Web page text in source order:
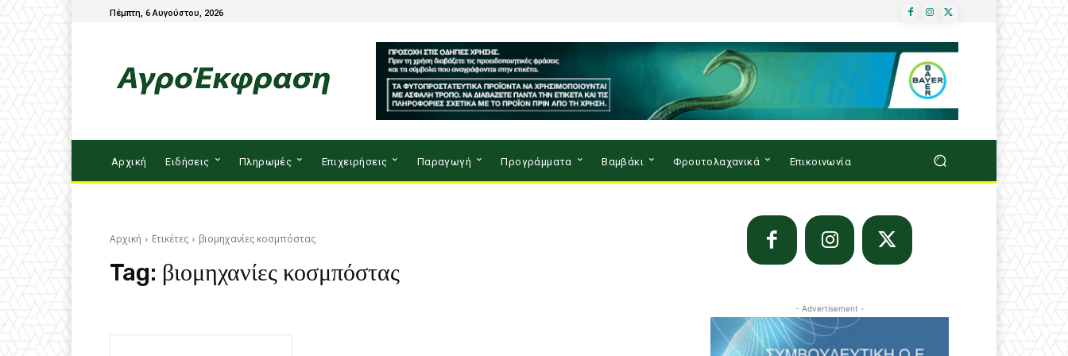
Πέμπτη, 6 Αυγούστου, 2026
Αρχική Ειδήσεις Πληρωμές Επιχειρήσεις Παραγωγή Προγράμματα Βαμβάκι Φρουτολαχανικά Επικοινωνία
Αρχική Ετικέτες βιομηχανίες κοσμπόστας
Tag: βιομηχανίες κοσμπόστας
- Advertisement -